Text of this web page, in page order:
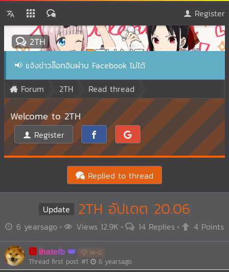
Register
2TH
📢 แจ้งข่าวล๊อกอินผ่าน Facebook ไม่ได้
Forum
2TH Read thread
Welcome to 2TH
Register
Replied to thread
Update 2TH อัปเดต 20.06
6 yearsago Views 12.9K 14 Replies 4 Points
🅰️ ihatefb M-0
Thread first post #1 6 yearsago